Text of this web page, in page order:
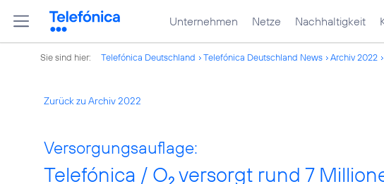
Unternehmen Netze Nachhaltigkeit
Sie sind hier: Telefónica Deutschland Telefónica Deutschland News Archiv 2022
Zurück zu Archiv 2022
Versorgungsauflage:
Telefónica / O versorgt rund 7